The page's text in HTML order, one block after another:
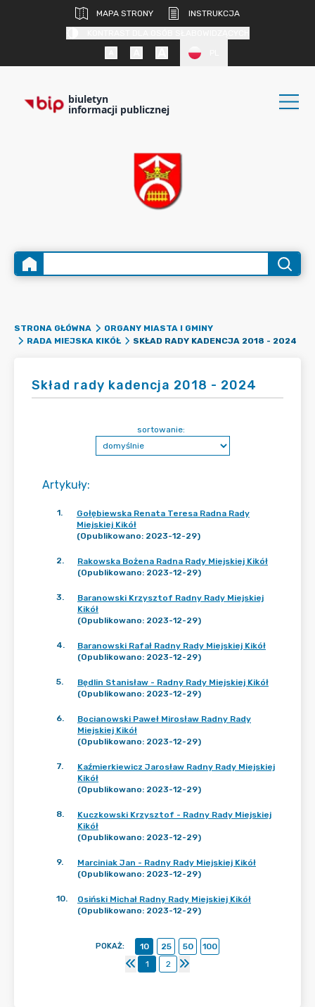
MAPA STRONY
INSTRUKCJA
biuletyn
informacji publicznej
STRONA GŁÓWNA
ORGANY MIASTA I GMINY
RADA MIEJSKA KIKÓŁ
SKŁAD RADY KADENCJA 2018 - 2024
Skład rady kadencja 2018 - 2024
Artykuły:
sortowanie:
1.
Gołębiewska Renata Teresa Radna Rady
Miejskiej Kikół
(Opublikowano: 2023-12-29)
2.
Rakowska Bożena Radna Rady Miejskiej Kikół
(Opublikowano: 2023-12-29)
3.
Baranowski Krzysztof Radny Rady Miejskiej
Kikół
(Opublikowano: 2023-12-29)
4.
Baranowski Rafał Radny Rady Miejskiej Kikół
(Opublikowano: 2023-12-29)
5.
Będlin Stanisław - Radny Rady Miejskiej Kikół
(Opublikowano: 2023-12-29)
6.
Bocianowski Paweł Mirosław Radny Rady
Miejskiej Kikół
(Opublikowano: 2023-12-29)
7.
Kaźmierkiewicz Jarosław Radny Rady Miejskiej
Kikół
(Opublikowano: 2023-12-29)
8.
Kuczkowski Krzysztof - Radny Rady Miejskiej
Kikół
(Opublikowano: 2023-12-29)
9.
Marciniak Jan - Radny Rady Miejskiej Kikół
(Opublikowano: 2023-12-29)
10.
Osiński Michał Radny Rady Miejskiej Kikół
(Opublikowano: 2023-12-29)
POKAŻ: 10 25 50
100
1
2